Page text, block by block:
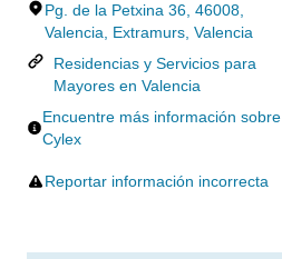
Pg. de la Petxina 36, 46008,
Valencia, Extramurs, Valencia
Residencias y Servicios para
Mayores en Valencia
Encuentre más información sobre
Cylex
Reportar información incorrecta